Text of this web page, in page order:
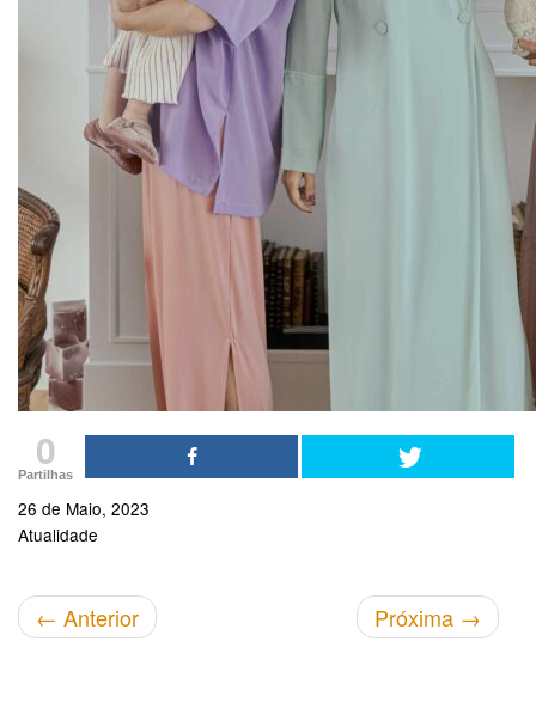
0
Partilhas
26 de Maio, 2023
Atualidade
← Anterior Próxima →